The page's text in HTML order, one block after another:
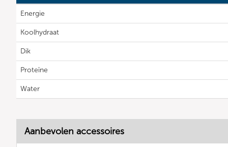
Energie
Koolhydraat
Dik
Proteïne
Water
Aanbevolen accessoires